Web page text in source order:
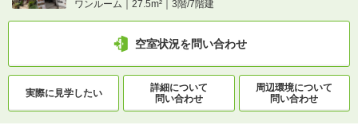
空室状況を問い合わせ
実際に 見学したい
詳細について
問い合わせ
間取り・設備を
問い合わせ
ワンルーム｜27.5m²｜3階/7階建
空室状況を問い合わせ
実際に見学したい
詳細について
問い合わせ
周辺環境について
問い合わせ